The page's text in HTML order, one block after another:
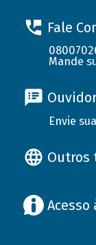
Fale
Mande
Envie
Outros